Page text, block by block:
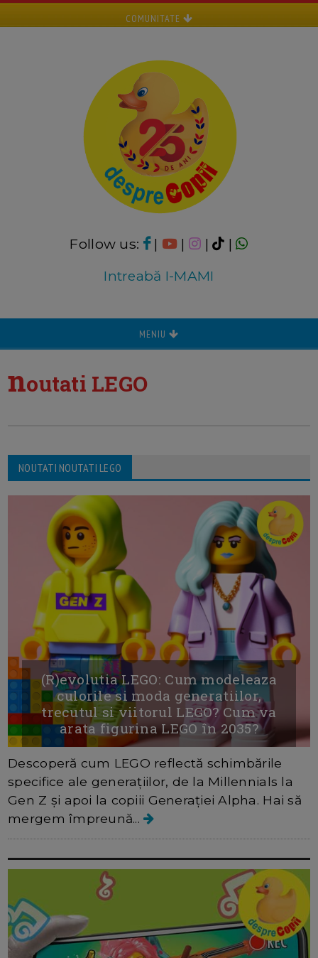
COMUNITATE
Follow us: | | |
|
Intreabă I-MAMI
MENIU
noutati LEGO
NOUTATI NOUTATI LEGO
(R)evolutia LEGO: Cum modeleaza
culorile si moda generatiilor,
trecutul si viitorul LEGO? Cum va
arata figurina LEGO în 2035?
Descoperă cum LEGO reflectă schimbările
specifice ale generațiilor, de la Millennials la
Gen Z și apoi la copiii Generației Alpha. Hai să
mergem împreună...